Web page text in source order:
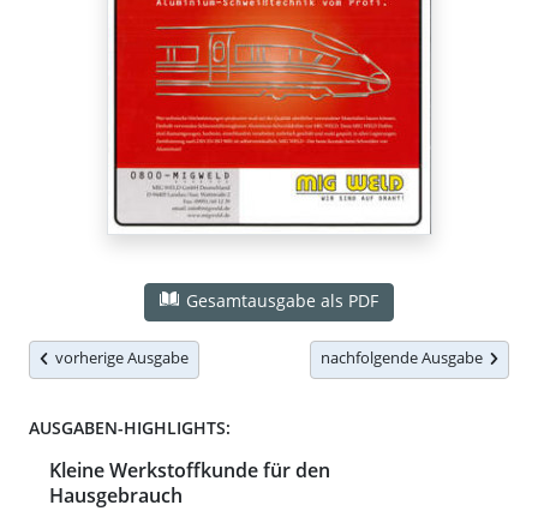
Gesamtausgabe als PDF
vorherige Ausgabe nachfolgende Ausgabe
AUSGABEN-HIGHLIGHTS:
Kleine Werkstoffkunde für den
Hausgebrauch